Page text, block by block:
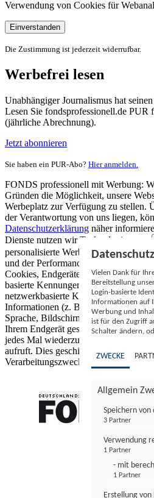
Verwendung von Cookies für
Einverstanden
Die Zustimmung ist jederzeit widerrufbar.
Werbefrei lesen
Unabhängiger Journalismus hat seinen
Lesen Sie fondsprofessionell.de PUR
(jährliche Abrechnung).
Jetzt abonnieren
Sie haben ein PUR-Abo? Hier anmelden.
FONDS professionell mit Werbung:
Gründen die Möglichkeit, unsere
Werbeplatz zur Verfügung zu stellen.
der Verantwortung von uns liegen,
Datenschutzerklärung näher
Dienste nutzen wir Technologien von
personalisierte Werbung und Inhalte,
und der Performance von Inhalten
Cookies, Endgeräte- oder ähnliche
basierte Kennungen, zufällig
netzwerkbasierte Kennungen) können
Informationen (z. B. Browsertyp und
Sprache, Bildschirmgröße,
Ihrem Endgerät gespeichert oder von
jedes Mal wiederzuerkennen, wenn es
aufruft. Dies geschieht für einen oder
Verarbeitungszwecke.
Vielen Dank für
Bereitstellung
Login-basierte
Informationen auf
Werbung und
ist für den Zugriff
Schalter ändern,
ZWECKE
Allgemein
Speichern
3 Partner
Verwendung
1 Partner
- mit
1 Partner
Erstellung
FONDS professionell